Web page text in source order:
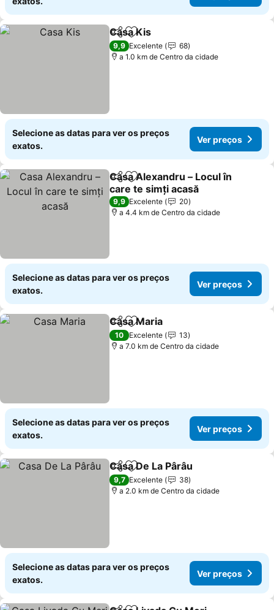
PartilharAdicionar aos favoritos
Casa Kis
9,9 Excelente
68
a 1.0 km de Centro da cidade
Selecione as datas para ver os preços
exatos.
Ver preços
PartilharAdicionar aos favoritos
Casa Alexandru – Locul în
care te simți acasă
Ver preços
9,9 Excelente
20
a 4.4 km de Centro da cidade
Selecione as datas para ver os preços
exatos.
Ver preços
PartilharAdicionar aos favoritos
Casa Maria
10 Excelente
13
a 7.0 km de Centro da cidade
Selecione as datas para ver os preços
exatos.
Ver preços
PartilharAdicionar aos favoritos
Casa De La Pârâu
9,7 Excelente
38
a 2.0 km de Centro da cidade
Selecione as datas para ver os preços
exatos.
Ver preços